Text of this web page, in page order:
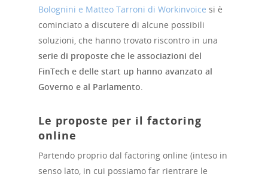
Bolognini e Matteo Tarroni di Workinvoice si è
cominciato a discutere di alcune possibili
soluzioni, che hanno trovato riscontro in una
serie di proposte che le associazioni del
FinTech e delle start up hanno avanzato al
Governo e al Parlamento.
Le proposte per il factoring
online
Partendo proprio dal factoring online (inteso in
senso lato, in cui possiamo far rientrare le